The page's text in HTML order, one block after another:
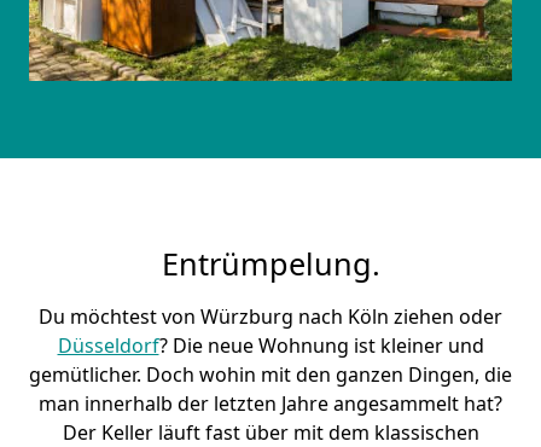
Entrümpelung.
Du möchtest von Würzburg nach Köln ziehen oder
Düsseldorf? Die neue Wohnung ist kleiner und
gemütlicher. Doch wohin mit den ganzen Dingen, die
man innerhalb der letzten Jahre angesammelt hat?
Der Keller läuft fast über mit dem klassischen